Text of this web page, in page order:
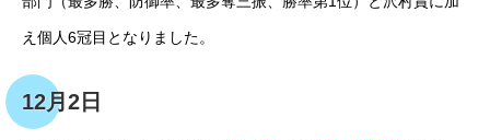
え個人6冠目となりました。
12月2日